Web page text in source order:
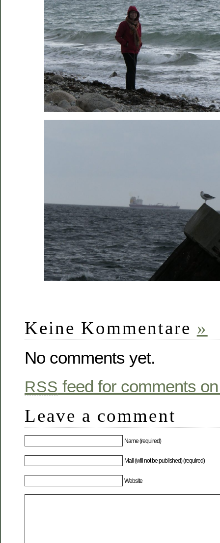
Keine Kommentare »
No comments yet.
RSS feed for comments
Leave a comment
Name (required)
Mail (will not be published) (required)
Website